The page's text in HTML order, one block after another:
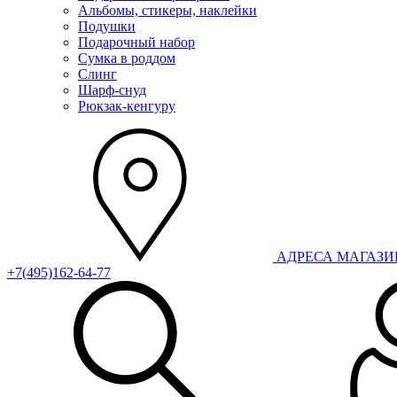
Альбомы, стикеры, наклейки
Подушки
Подарочный набор
Сумка в роддом
Слинг
Шарф-снуд
Рюкзак-кенгуру
АДРЕСА
+7(495)162-64-77